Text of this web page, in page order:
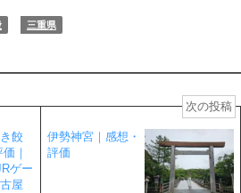
三重県
餃
｜
ゲー
屋
次の投稿
伊勢神宮｜感想・
評価